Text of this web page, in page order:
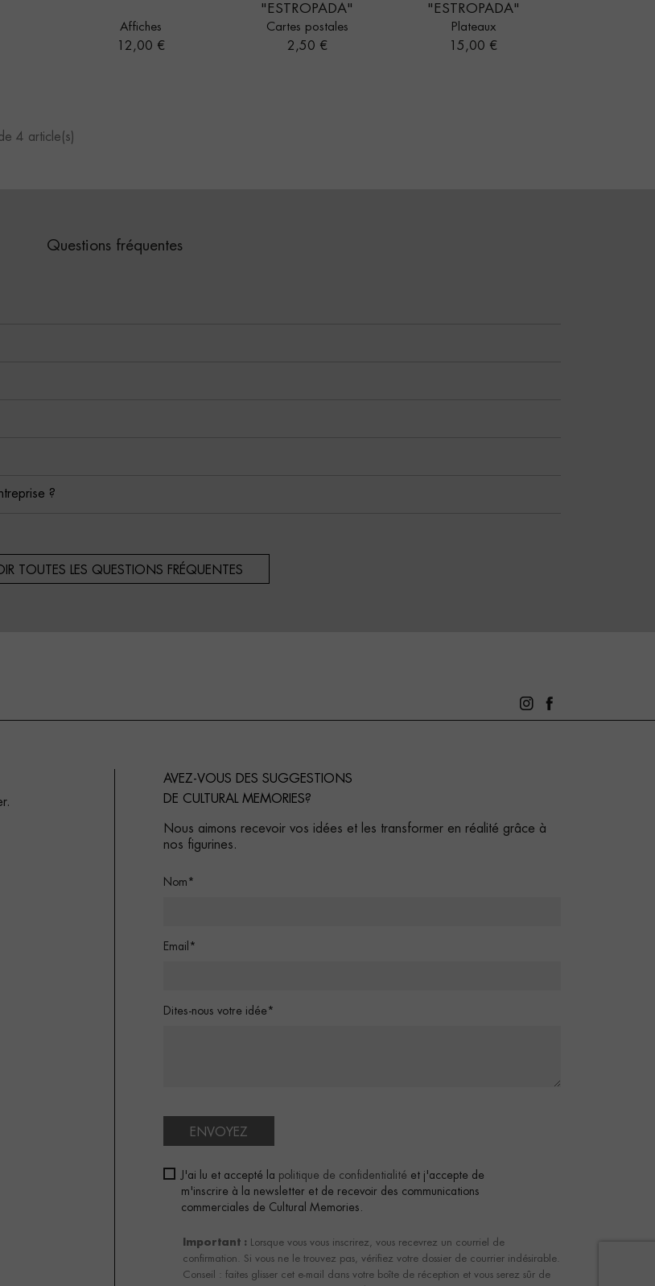
Affiches
Prix
12,00 €
"ESTROPADA"
Cartes postales
Prix
2,50 €
"ESTROPADA"
Plateaux
Prix
15,00 €
4 article(s)
Questions fréquentes
?
TOUTES LES QUESTIONS FRÉQUENTES
AVEZ-VOUS DES SUGGESTIONS
DE CULTURAL MEMORIES?
Nous aimons recevoir vos idées et les transformer en réalité grâce à
nos figurines.
Nom*
Email*
Dites-nous votre idée*
ENVOYEZ
J'ai lu et accepté la politique de confidentialité et j'accepte de
m'inscrire à la newsletter et de recevoir des communications
commerciales de Cultural Memories.
Important : Lorsque vous vous inscrirez, vous recevrez un courriel de
confirmation. Si vous ne le trouvez pas, vérifiez votre dossier de courrier indésirable.
Conseil : faites glisser cet e-mail dans votre boîte de réception et vous serez sûr de